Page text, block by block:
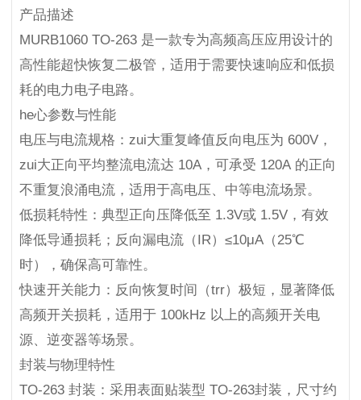
产品描述
MURB1060 TO-263 是一款专为高频高压应用设计的
高性能超快恢复二极管，适用于需要快速响应和低损
耗的电力电子电路。
he心参数与性能
电压与电流规格：zui大重复峰值反向电压为 600V，
zui大正向平均整流电流达 10A，可承受 120A 的正向
不重复浪涌电流，适用于高电压、中等电流场景。
低损耗特性：典型正向压降低至 1.3V或 1.5V，有效
降低导通损耗；反向漏电流（IR）≤10μA（25℃
时），确保高可靠性。
快速开关能力：反向恢复时间（trr）极短，显著降低
高频开关损耗，适用于 100kHz 以上的高频开关电
源、逆变器等场景。
封装与物理特性
TO-263 封装：采用表面贴装型 TO-263封装，尺寸约